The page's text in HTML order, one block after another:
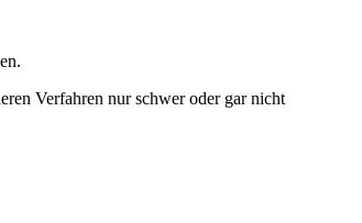
Verfahren nur schwer oder gar nicht